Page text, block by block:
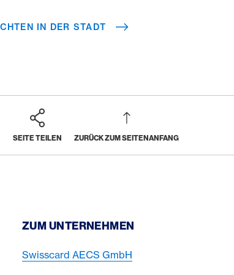
IN DER STADT
SEITE TEILEN ZURÜCK ZUM SEITENANFANG
ZUM UNTERNEHMEN
Swisscard AECS GmbH